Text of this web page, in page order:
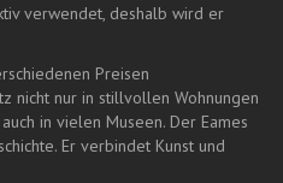
verwendet, deshalb wird er
Preisen
nicht nur in stillvollen Wohnungen
in vielen Museen. Der Eames
Er verbindet Kunst und